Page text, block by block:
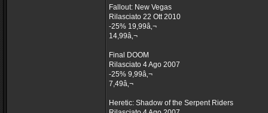
Fallout: New Vegas
Rilasciato 22 Ott 2010
-25% 19,99â‚¬
14,99â‚¬
Final DOOM
Rilasciato 4 Ago 2007
-25% 9,99â‚¬
7,49â‚¬
Heretic: Shadow of the Serpent Riders